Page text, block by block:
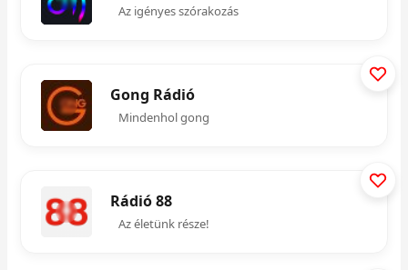
Az igényes szórakozás
Gong Rádió
Mindenhol gong
Rádió 88
Az életünk része!